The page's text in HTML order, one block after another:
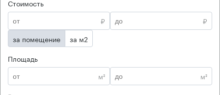
Стоимость
₽
₽
за помещение
за м2
Площадь
м²
м²